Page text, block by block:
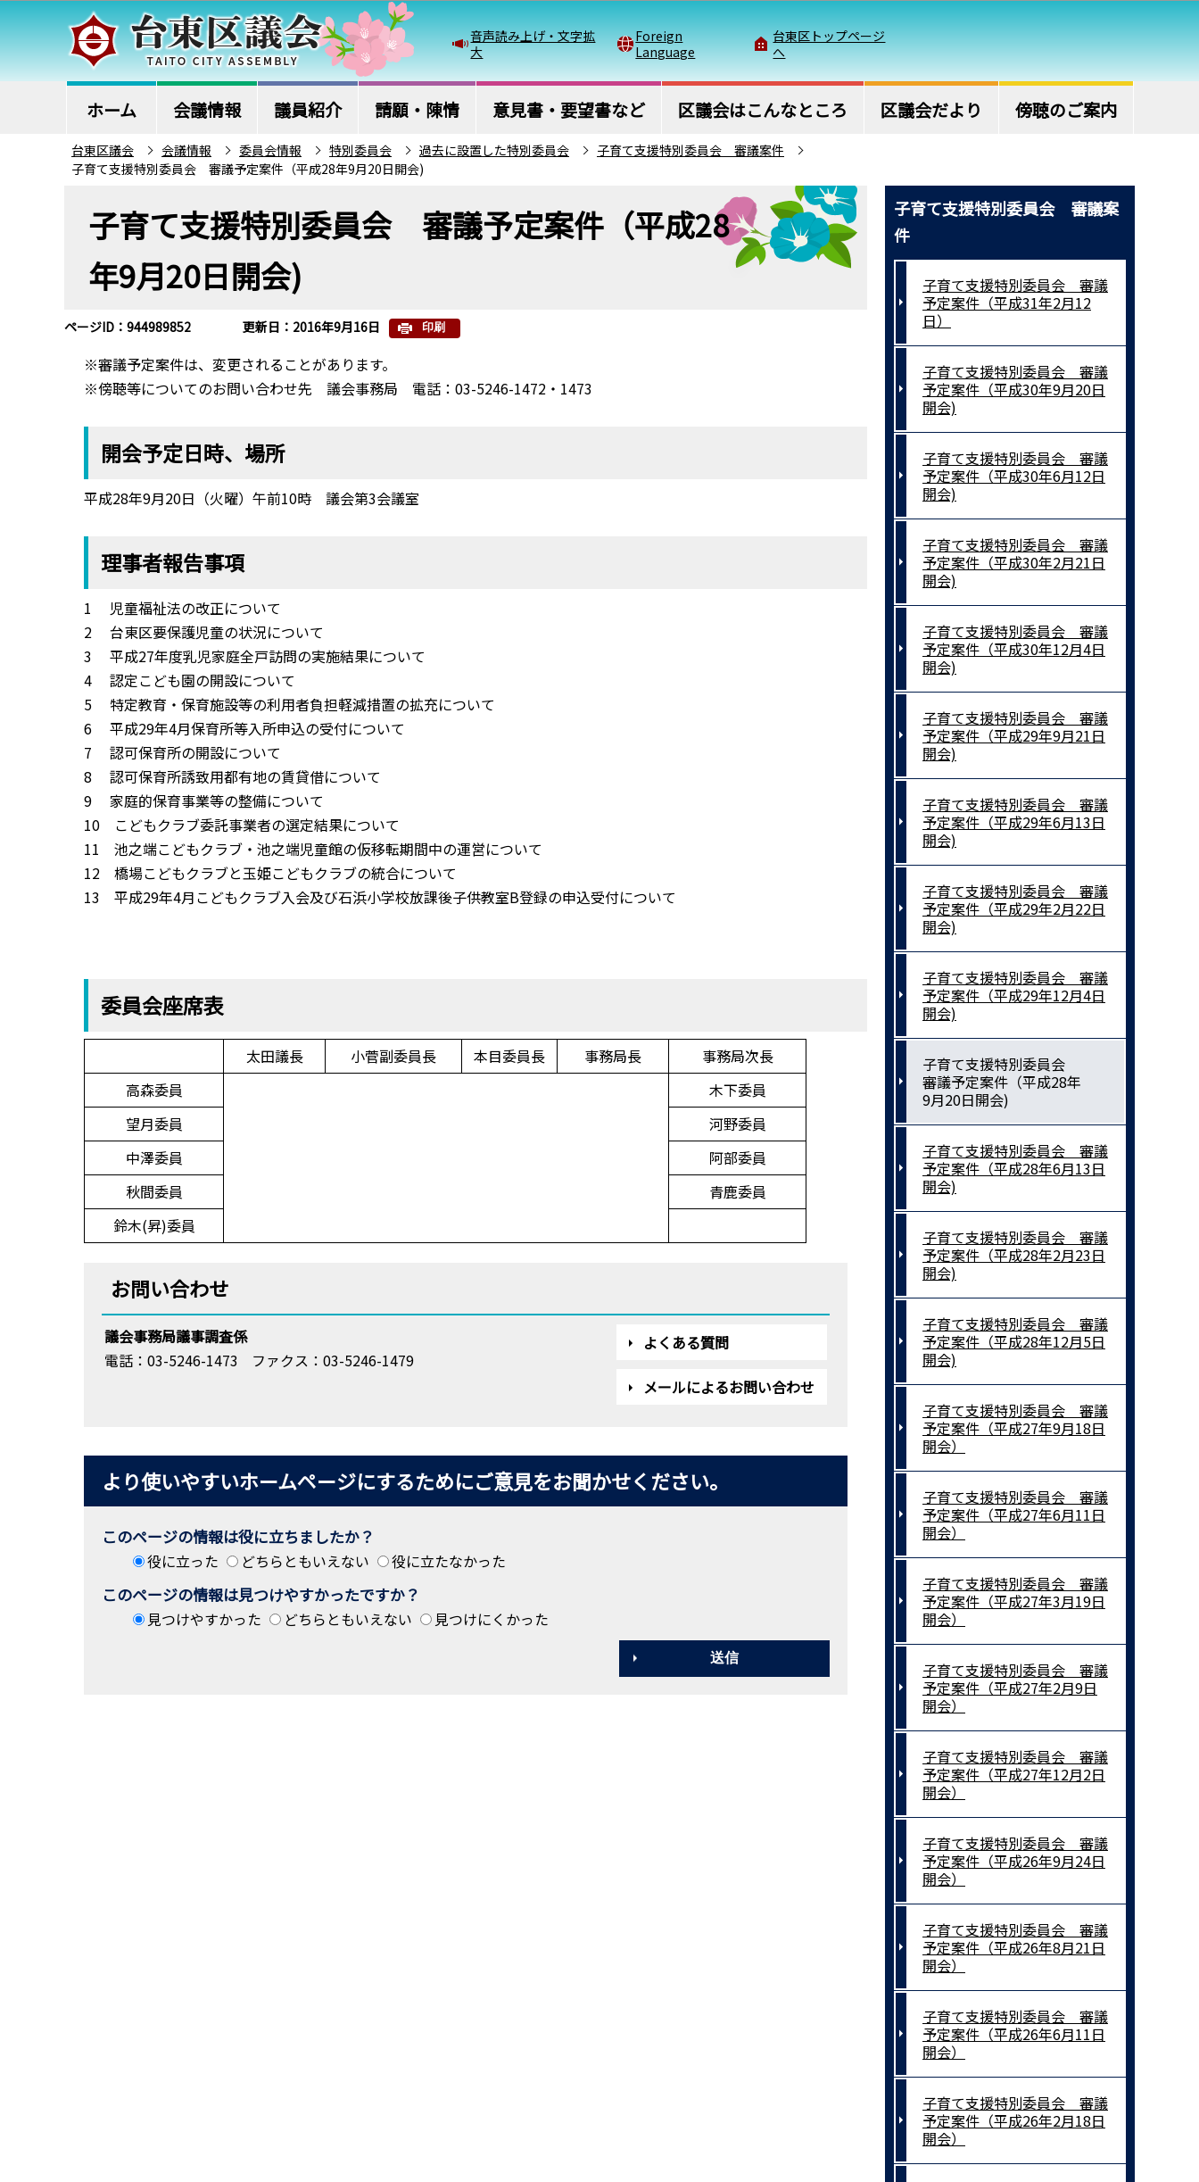
こ
の
ペ
ー
このページの本文へ移動
音声読み上げ・文字拡
大
Foreign
Language
台東区トップページ
へ
ホーム 会議情報 議員紹介 請願・陳情 意見書・要望書など 区議会はこんなところ 区議会だより 傍聴のご案内
台東区議会 会議情報 委員会情報 特別委員会 過去に設置した特別委員会
子育て支援特別委員会 審議案件
子育て支援特別委員会 審議予定案件（平成28年9月20日開会)
ら
子育て支援特別委員会 審議予定案件（平成28
年9月20日開会)
ページID：944989852 更新日：2016年9月16日 印刷
※審議予定案件は、変更されることがあります。
※傍聴等についてのお問い合わせ先 議会事務局 電話：03-5246-1472・1473
開会予定日時、場所
平成28年9月20日（火曜）午前10時 議会第3会議室
理事者報告事項
1 児童福祉法の改正について
2 台東区要保護児童の状況について
3 平成27年度乳児家庭全戸訪問の実施結果について
4 認定こども園の開設について
5 特定教育・保育施設等の利用者負担軽減措置の拡充について
6 平成29年4月保育所等入所申込の受付について
7 認可保育所の開設について
8 認可保育所誘致用都有地の賃貸借について
9 家庭的保育事業等の整備について
10 こどもクラブ委託事業者の選定結果について
11 池之端こどもクラブ・池之端児童館の仮移転期間中の運営について
12 橋場こどもクラブと玉姫こどもクラブの統合について
13 平成29年4月こどもクラブ入会及び石浜小学校放課後子供教室B登録の申込受付について
委員会座席表
太田議長 小菅副委員長 本目委員長 事務局長
事務局次長
高森委員
木下委員
望月委員
河野委員
中澤委員
阿部委員
秋間委員
青鹿委員
鈴木(昇)委員
お問い合わせ
議会事務局議事調査係
電話：03-5246-1473
ファクス：03-5246-1479
よくある質問
メールによるお問い合わせ
より使いやすいホームページにするためにご意見をお聞かせください。
このページの情報は役に立ちましたか？
役に立った どちらともいえない 役に立たなかった
このページの情報は見つけやすかったですか？
見つけやすかった どちらともいえない 見つけにくかった
子育て支援特別委員会 審議案
件
子育て支援特別委員会 審議
予定案件（平成31年2月12
日）
子育て支援特別委員会 審議
予定案件（平成30年9月20日
開会)
子育て支援特別委員会 審議
予定案件（平成30年6月12日
開会)
子育て支援特別委員会 審議
予定案件（平成30年2月21日
開会)
子育て支援特別委員会 審議
予定案件（平成30年12月4日
開会)
子育て支援特別委員会 審議
予定案件（平成29年9月21日
開会)
子育て支援特別委員会 審議
予定案件（平成29年6月13日
開会)
子育て支援特別委員会 審議
予定案件（平成29年2月22日
開会)
子育て支援特別委員会 審議
予定案件（平成29年12月4日
開会)
子育て支援特別委員会
審議予定案件（平成28年
9月20日開会)
子育て支援特別委員会 審議
予定案件（平成28年6月13日
開会)
子育て支援特別委員会 審議
予定案件（平成28年2月23日
開会)
子育て支援特別委員会 審議
予定案件（平成28年12月5日
開会)
子育て支援特別委員会 審議
予定案件（平成27年9月18日
開会）
子育て支援特別委員会 審議
予定案件（平成27年6月11日
開会）
子育て支援特別委員会 審議
予定案件（平成27年3月19日
開会）
子育て支援特別委員会 審議
予定案件（平成27年2月9日
開会）
子育て支援特別委員会 審議
予定案件（平成27年12月2日
開会）
子育て支援特別委員会 審議
予定案件（平成26年9月24日
開会）
子育て支援特別委員会 審議
予定案件（平成26年8月21日
開会）
子育て支援特別委員会 審議
予定案件（平成26年6月11日
開会）
子育て支援特別委員会 審議
予定案件（平成26年2月18日
開会）